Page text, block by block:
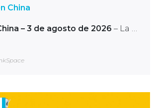
China
– 3 de agosto de 2026 – La …